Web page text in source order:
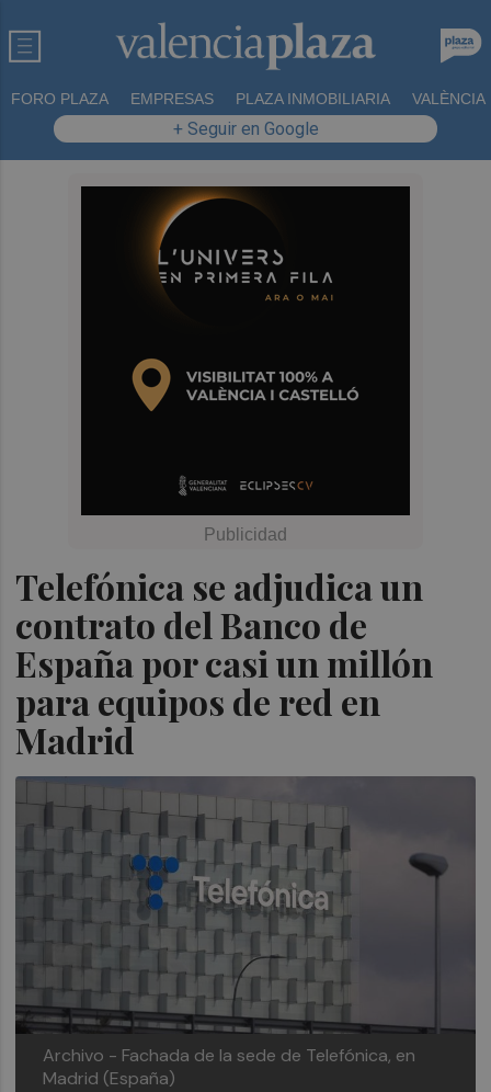
FORO PLAZA EMPRESAS PLAZA INMOBILIARIA VALÈNCIA
+ Seguir en Google
Telefónica se adjudica un
contrato del Banco de
España por casi un millón
para equipos de red en
Madrid
Archivo - Fachada de la sede de Telefónica, en
Madrid (España)